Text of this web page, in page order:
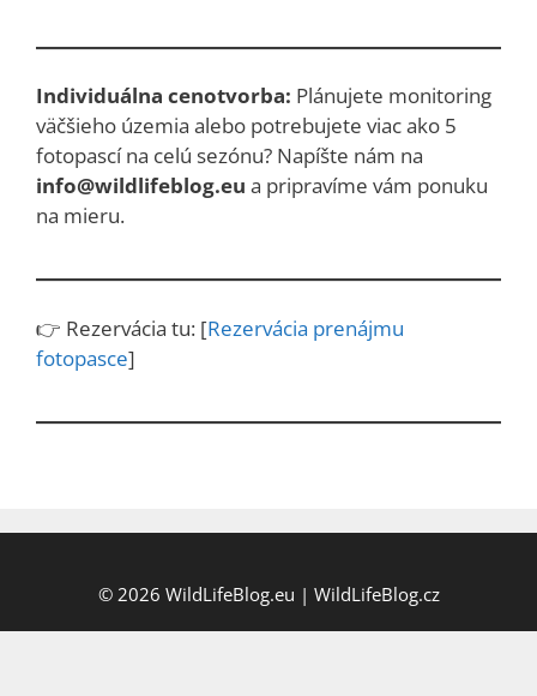
Individuálna cenotvorba: Plánujete monitoring
väčšieho územia alebo potrebujete viac ako 5
fotopascí na celú sezónu? Napíšte nám na
info@wildlifeblog.eu a pripravíme vám ponuku
na mieru.
👉 Rezervácia tu: [Rezervácia prenájmu
fotopasce]
© 2026 WildLifeBlog.eu | WildLifeBlog.cz